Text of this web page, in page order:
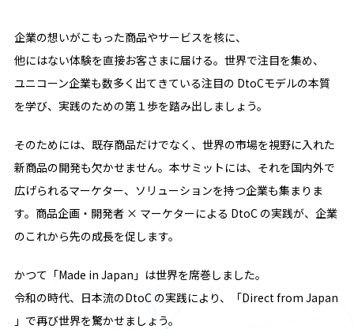
企業の想いがこもった商品やサービスを核に、
他にはない体験を直接お客さまに届ける。世界で注目を集め、
ユニコーン企業も数多く出てきている注目の DtoCモデルの本質
を学び、実践のための第１歩を踏み出しましょう。
そのためには、既存商品だけでなく、世界の市場を視野に入れた
新商品の開発も欠かせません。本サミットには、それを国内外で
広げられるマーケター、ソリューションを持つ企業も集まりま
す。商品企画・開発者 × マーケターによる DtoC の実践が、企業
のこれから先の成長を促します。
かつて「Made in Japan」は世界を席巻しました。
令和の時代、日本流のDtoC の実践により、「Direct from Japan
」で再び世界を驚かせましょう。